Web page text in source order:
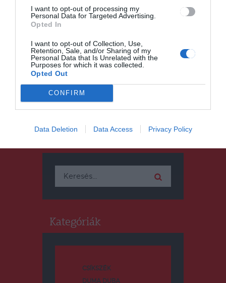
I want to opt-out of processing my
Personal Data for Targeted Advertising.
Opted In
I want to opt-out of Collection, Use,
Retention, Sale, and/or Sharing of my
Personal Data that Is Unrelated with the
Purposes for which it was collected.
Opted Out
CONFIRM
Data Deletion Data Access Privacy Policy
CSÍKSZÉK,HÍRLISTA
Nemcsak orvosi, emberi
fiatal életét megmentették a
csíkszeredai kórházban
Keresés:
Kategóriák
CSÍKSZÉK
DUMA DUBA